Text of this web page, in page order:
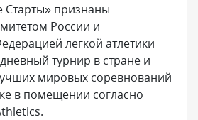
Старты» признаны
России и
легкой атлетики
турнир в стране и
мировых соревнований
в помещении согласно